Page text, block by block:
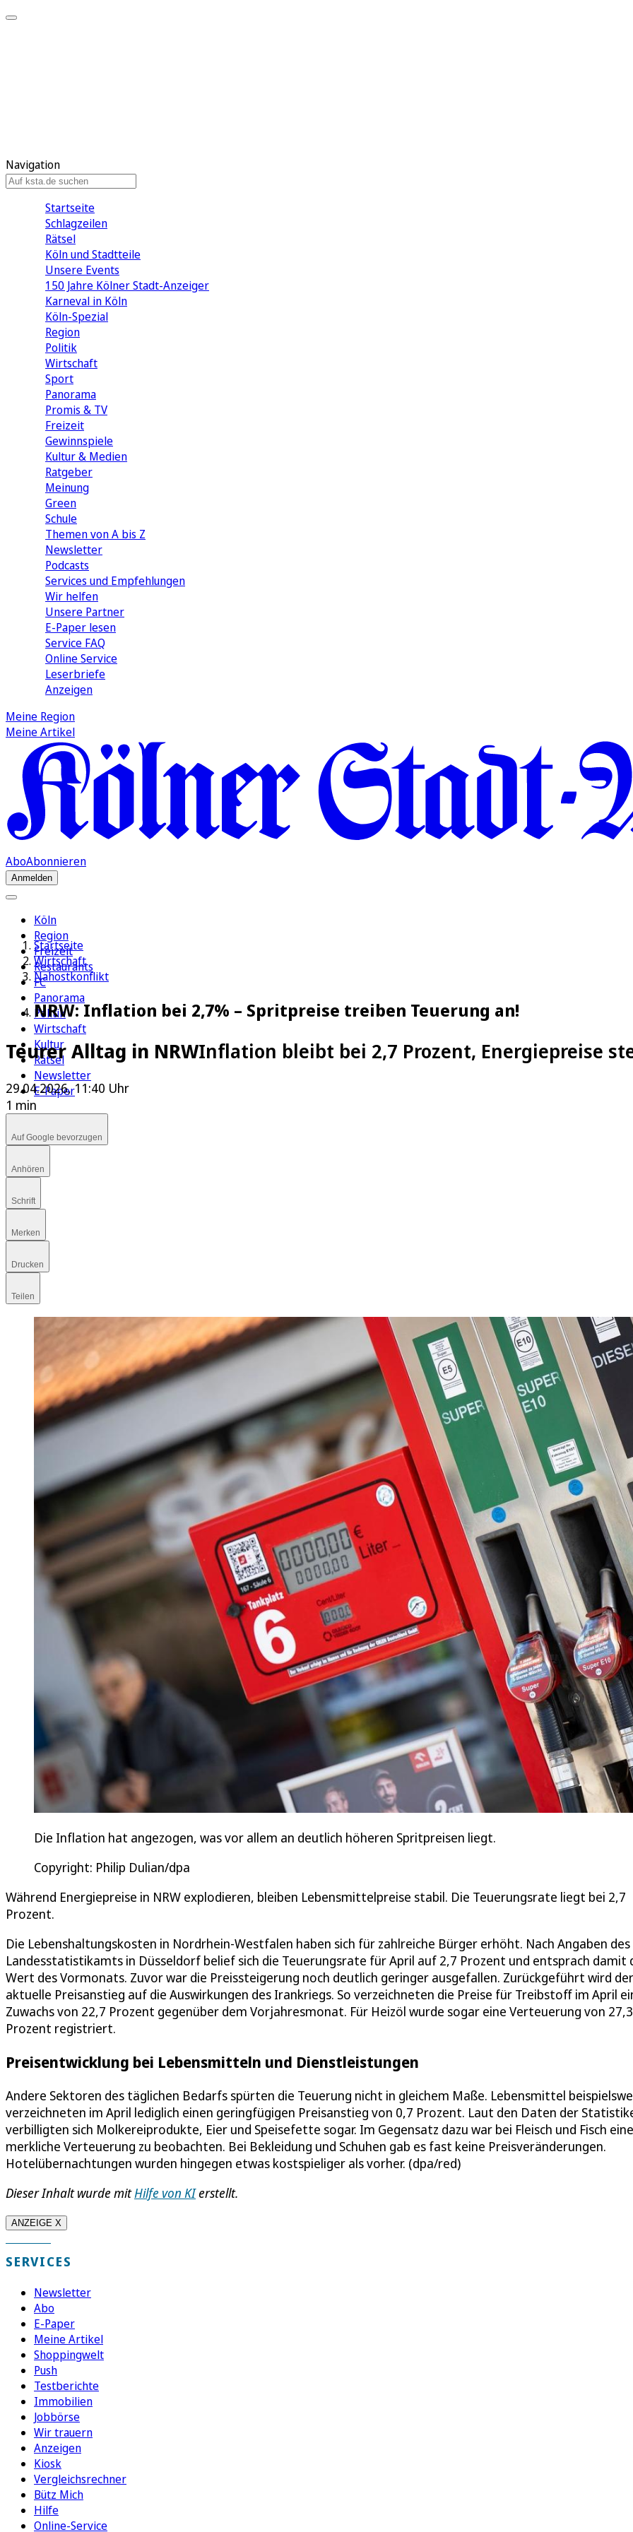
Navigation
Startseite
Schlagzeilen
Rätsel
Köln und Stadtteile
Unsere Events
150 Jahre Kölner Stadt-Anzeiger
Karneval in Köln
Köln-Spezial
Region
Politik
Wirtschaft
Sport
Panorama
Promis & TV
Freizeit
Gewinnspiele
Kultur & Medien
Ratgeber
Meinung
Green
Schule
Themen von A bis Z
Newsletter
Podcasts
Services und Empfehlungen
Wir helfen
Unsere Partner
E-Paper lesen
Service FAQ
Online Service
Leserbriefe
Anzeigen
Meine Region
Meine Artikel
AboAbonnieren
Anmelden
Köln
Region
Freizeit
Restaurants
FC
Panorama
Politik
Wirtschaft
Kultur
Rätsel
Newsletter
E-Paper
Startseite
Wirtschaft
Nahostkonflikt
NRW: Inflation bei 2,7% – Spritpreise treiben Teuerung an!
Teurer Alltag in NRWInflation bleibt bei 2,7 Prozent, Energiepreise
29.04.2026, 11:40 Uhr
1 min
Auf Google bevorzugen
Anhören
Schrift
Merken
Drucken
Teilen
Die Inflation hat angezogen, was vor allem an deutlich höheren Spritpreisen liegt.
Copyright: Philip Dulian/dpa
Während Energiepreise in NRW explodieren, bleiben Lebensmittelpreise stabil. Die Teuerungsrate liegt bei 2,7
Prozent.
Die Lebenshaltungskosten in Nordrhein-Westfalen haben sich für zahlreiche Bürger erhöht. Nach Angaben des
Landesstatistikamts in Düsseldorf belief sich die Teuerungsrate für April auf 2,7 Prozent und entsprach damit
Wert des Vormonats. Zuvor war die Preissteigerung noch deutlich geringer ausgefallen. Zurückgeführt wird der
aktuelle Preisanstieg auf die Auswirkungen des Irankriegs. So verzeichneten die Preise für Treibstoff im April
Zuwachs von 22,7 Prozent gegenüber dem Vorjahresmonat. Für Heizöl wurde sogar eine Verteuerung von 27,3
Prozent registriert.
Preisentwicklung bei Lebensmitteln und Dienstleistungen
Andere Sektoren des täglichen Bedarfs spürten die Teuerung nicht in gleichem Maße. Lebensmittel
verzeichneten im April lediglich einen geringfügigen Preisanstieg von 0,7 Prozent. Laut den Daten der
verbilligten sich Molkereiprodukte, Eier und Speisefette sogar. Im Gegensatz dazu war bei Fleisch und Fisch eine
merkliche Verteuerung zu beobachten. Bei Bekleidung und Schuhen gab es fast keine Preisveränderungen.
Hotelübernachtungen wurden hingegen etwas kostspieliger als vorher. (dpa/red)
Dieser Inhalt wurde mitHilfe von KIerstellt.
ANZEIGE X
SERVICES
Newsletter
Abo
E-Paper
Meine Artikel
Shoppingwelt
Push
Testberichte
Immobilien
Jobbörse
Wir trauern
Anzeigen
Kiosk
Vergleichsrechner
Bütz Mich
Hilfe
Online-Service